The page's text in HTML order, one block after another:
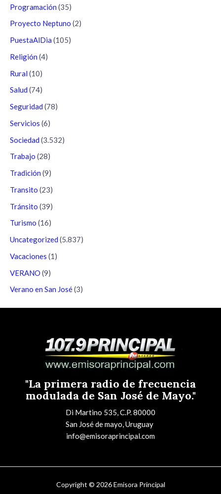
Programación (35)
Proyecto Neptuno (2)
PuestaAlDia (105)
Religión (4)
Rural (10)
Salud (74)
Seguridad (78)
Servicios (6)
Sociedad (3.532)
Trabajo (28)
Tradición (9)
Transito (23)
Tránsito (39)
Turismo (16)
Uncategorized (5.837)
Vacaciones (1)
VERANO (9)
Verano en San José(3)
"La primera radio de frecuencia
modulada de San José de Mayo."
Di Martino 535, C.P. 80000
San José de mayo, Uruguay
info@emisoraprincipal.com
Copyright © 2026 Emisora Principal